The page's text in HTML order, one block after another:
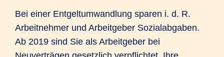
Bei einer Entgeltumwandlung sparen i. d. R.
Arbeitnehmer und Arbeitgeber Sozialabgaben.
Ab 2019 sind Sie als Arbeitgeber bei